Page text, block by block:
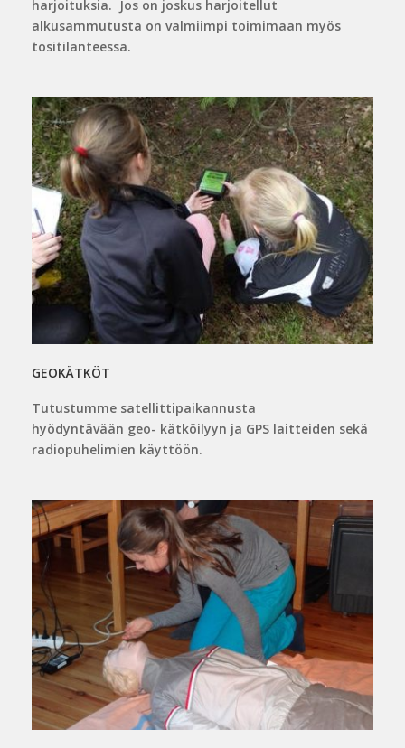
harjoituksia. Jos on joskus harjoitellut
alkusammutusta on valmiimpi toimimaan myös
tositilanteessa.
GEOKÄTKÖT
Tutustumme satellittipaikannusta
hyödyntävään geo- kätköilyyn ja GPS laitteiden sekä
radiopuhelimien käyttöön.